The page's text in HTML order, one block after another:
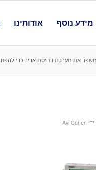
מידע נוסף אודותינו
את מערכת דחיסת אוויר כדי
Avi Cohen